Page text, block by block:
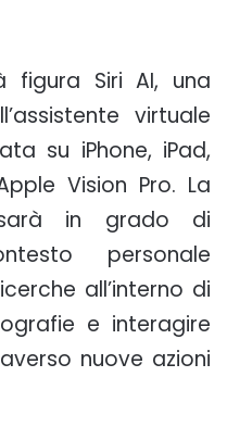
figura Siri AI, una
virtuale
su iPhone, iPad,
Vision Pro. La
in grado di
personale
all’interno di
e interagire
nuove azioni